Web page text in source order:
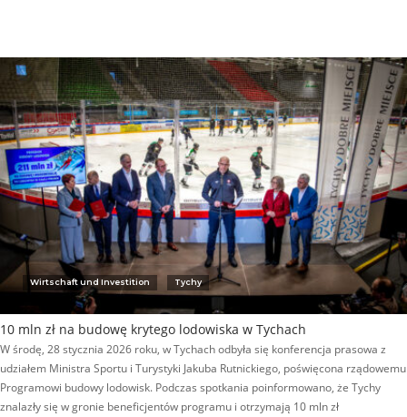
Wirtschaft und Investition Tychy
10 mln zł na budowę krytego lodowiska w Tychach
W środę, 28 stycznia 2026 roku, w Tychach odbyła się konferencja prasowa z
udziałem Ministra Sportu i Turystyki Jakuba Rutnickiego, poświęcona rządowemu
Programowi budowy lodowisk. Podczas spotkania poinformowano, że Tychy
znalazły się w gronie beneficjentów programu i otrzymają 10 mln zł